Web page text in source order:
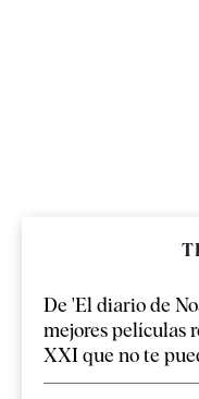
De 'El diario de
mejores películas
XXI que no te